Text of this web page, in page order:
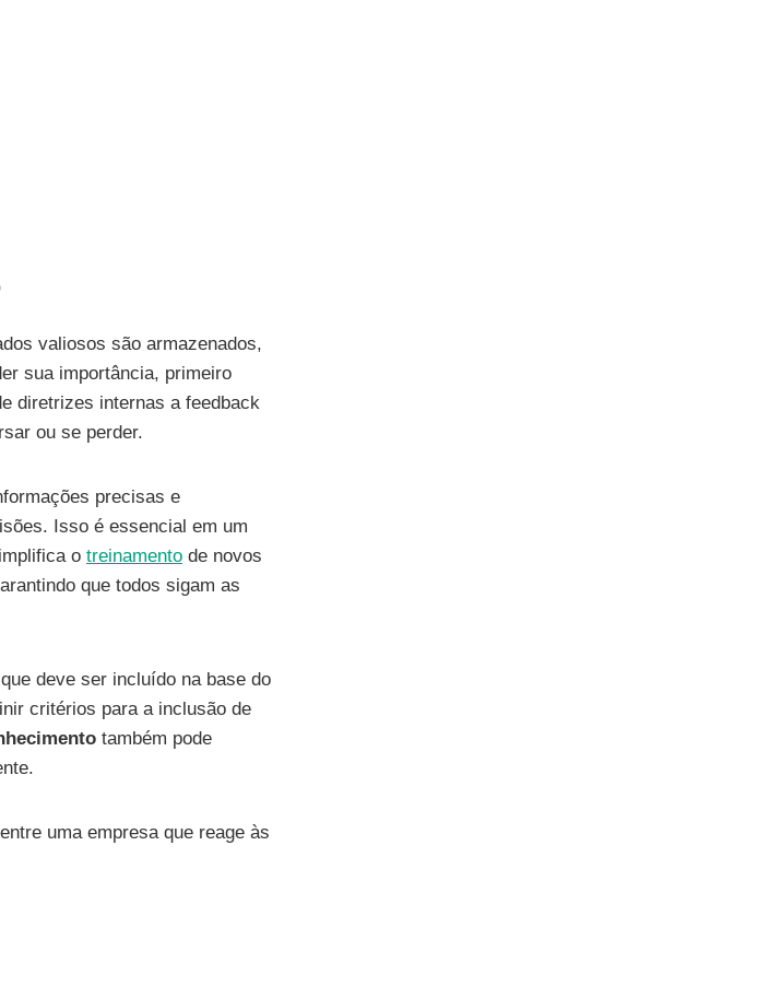
valiosos são armazenados,
sua importância, primeiro
diretrizes internas a feedback
ou se perder.
precisas e
Isso é essencial em um
o treinamento de novos
que todos sigam as
deve ser incluído na base do
critérios para a inclusão de
também pode
uma empresa que reage às